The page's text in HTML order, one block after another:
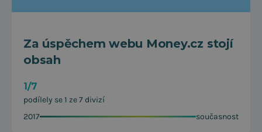
Za úspěchem webu Money.cz stojí
obsah
2017 současnost
1/7
podílely se 1 ze 7 divizí